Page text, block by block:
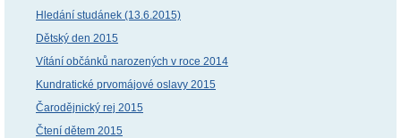
Hledání studánek (13.6.2015)
Dětský den 2015
Vítání občánků narozených v roce 2014
Kundratické prvomájové oslavy 2015
Čarodějnický rej 2015
Čtení dětem 2015